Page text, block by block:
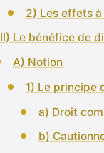
2) Les effets à
II) Le bénéfice de
A) Notion
1) Le principe
a) Droit
b)